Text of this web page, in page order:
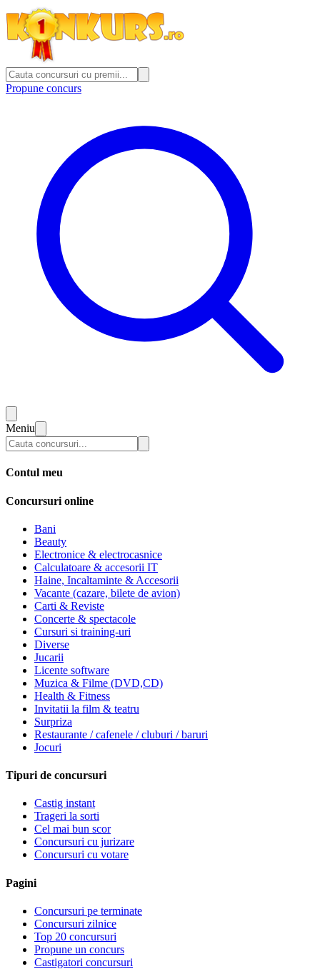
Propune concurs
Meniu
Contul meu
Concursuri online
Bani
Beauty
Electronice & electrocasnice
Calculatoare & accesorii IT
Haine, Incaltaminte & Accesorii
Vacante (cazare, bilete de avion)
Carti & Reviste
Concerte & spectacole
Cursuri si training-uri
Diverse
Jucarii
Licente software
Muzica & Filme (DVD,CD)
Health & Fitness
Invitatii la film & teatru
Surpriza
Restaurante / cafenele / cluburi / baruri
Jocuri
Tipuri de concursuri
Castig instant
Trageri la sorti
Cel mai bun scor
Concursuri cu jurizare
Concursuri cu votare
Pagini
Concursuri pe terminate
Concursuri zilnice
Top 20 concursuri
Propune un concurs
Castigatori concursuri